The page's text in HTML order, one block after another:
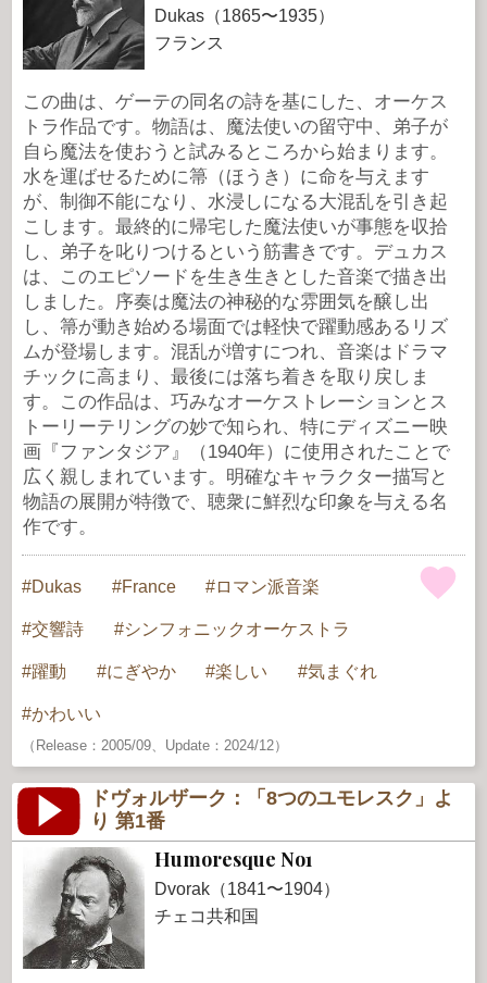
Dukas（1865〜1935）
フランス
この曲は、ゲーテの同名の詩を基にした、オーケス
トラ作品です。物語は、魔法使いの留守中、弟子が
自ら魔法を使おうと試みるところから始まります。
水を運ばせるために箒（ほうき）に命を与えます
が、制御不能になり、水浸しになる大混乱を引き起
こします。最終的に帰宅した魔法使いが事態を収拾
し、弟子を叱りつけるという筋書きです。デュカス
は、このエピソードを生き生きとした音楽で描き出
しました。序奏は魔法の神秘的な雰囲気を醸し出
し、箒が動き始める場面では軽快で躍動感あるリズ
ムが登場します。混乱が増すにつれ、音楽はドラマ
チックに高まり、最後には落ち着きを取り戻しま
す。この作品は、巧みなオーケストレーションとス
トーリーテリングの妙で知られ、特にディズニー映
画『ファンタジア』（1940年）に使用されたことで
広く親しまれています。明確なキャラクター描写と
物語の展開が特徴で、聴衆に鮮烈な印象を与える名
作です。
Dukas France ロマン派音楽
交響詩 シンフォニックオーケストラ
躍動 にぎやか 楽しい 気まぐれ
かわいい
（Release：2005/09、Update：2024/12）
ドヴォルザーク：「8つのユモレスク」よ
り 第1番
Humoresque No1
Dvorak（1841〜1904）
チェコ共和国